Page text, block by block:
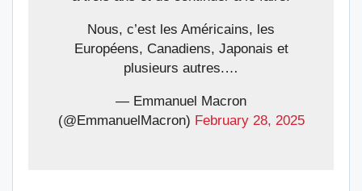
Nous, c’est les Américains, les
Européens, Canadiens, Japonais et
plusieurs autres.…
— Emmanuel Macron
(@EmmanuelMacron) February 28, 2025